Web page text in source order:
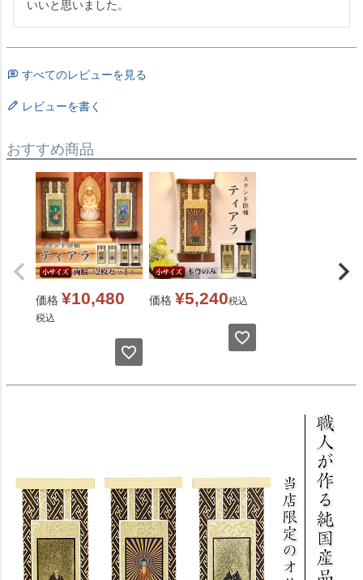
すべてのレビューを見る
レビューを書く
おすすめ商品
価格 ¥10,480
税込
価格 ¥5,240税込